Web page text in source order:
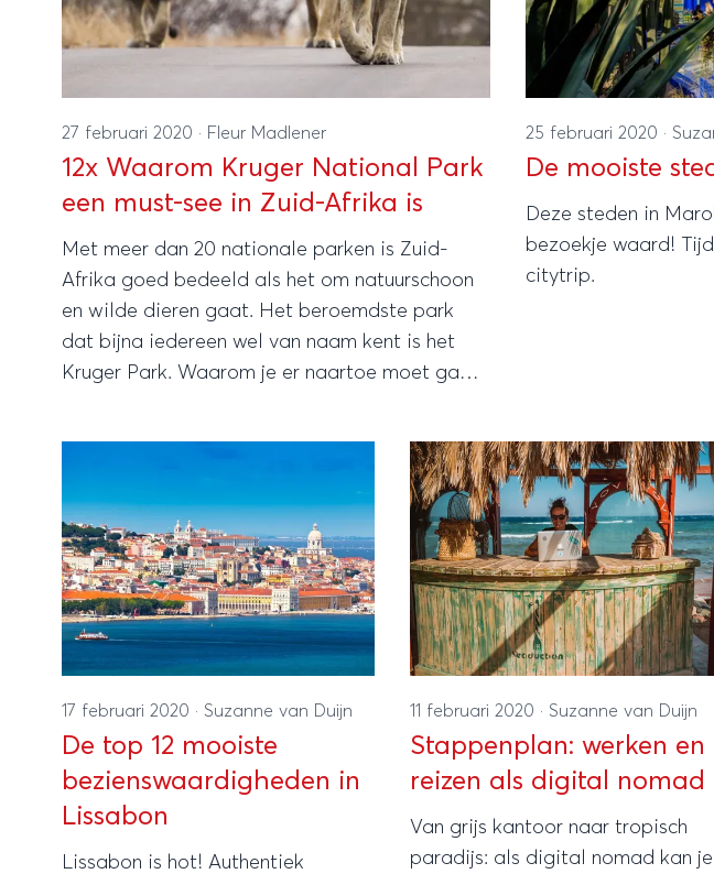
27 februari 2020 · Fleur Madlener
12x Waarom Kruger National Park
een must-see in Zuid-Afrika is
Met meer dan 20 nationale parken is Zuid-
Afrika goed bedeeld als het om natuurschoon
en wilde dieren gaat. Het beroemdste park
dat bijna iedereen wel van naam kent is het
Kruger Park. Waarom je er naartoe moet gaan?
25 februari 2020 ·
De mooiste
Deze steden in
bezoekje waard!
citytrip.
17 februari 2020 · Suzanne van Duijn
De top 12 mooiste
bezienswaardigheden in
Lissabon
Lissabon is hot! Authentiek
11 februari 2020 · Suzanne van Duijn
Stappenplan: werken en
reizen als digital nomad
Van grijs kantoor naar tropisch
paradijs: als digital nomad kan je